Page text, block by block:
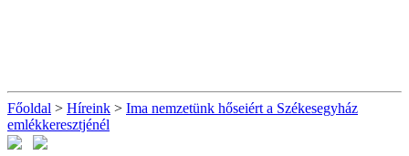
Főoldal > Híreink > Ima nemzetünk hőseiért a Székesegyház
emlékkeresztjénél